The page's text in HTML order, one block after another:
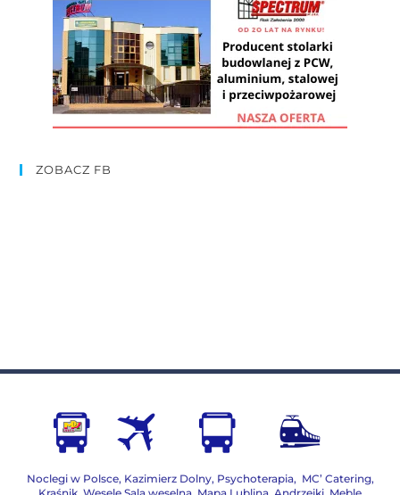
ZOBACZ FB
Noclegi w Polsce, Kazimierz Dolny, Psychoterapia, MC’ Catering,